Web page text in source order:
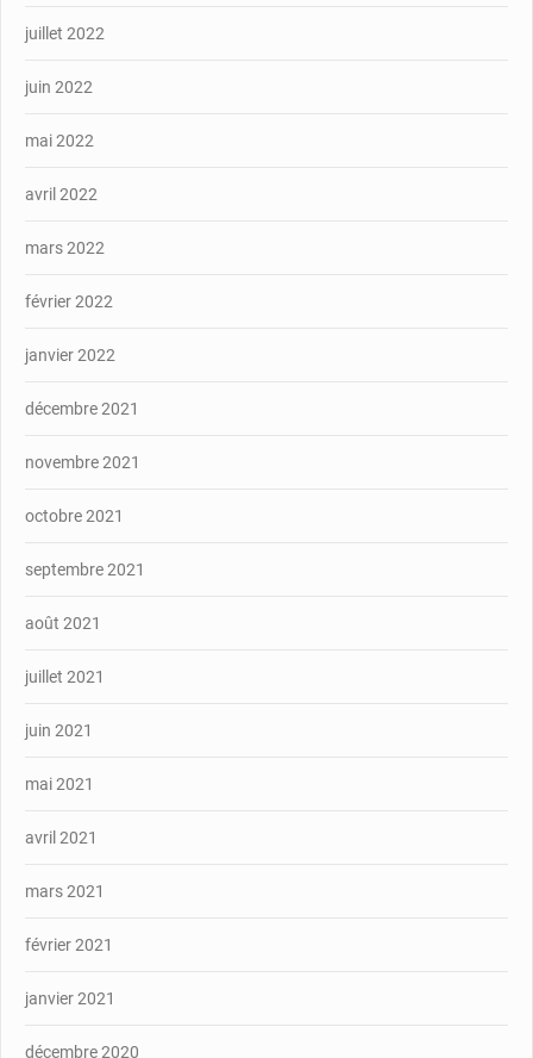
juillet 2022
juin 2022
mai 2022
avril 2022
mars 2022
février 2022
janvier 2022
décembre 2021
novembre 2021
octobre 2021
septembre 2021
août 2021
juillet 2021
juin 2021
mai 2021
avril 2021
mars 2021
février 2021
janvier 2021
décembre 2020